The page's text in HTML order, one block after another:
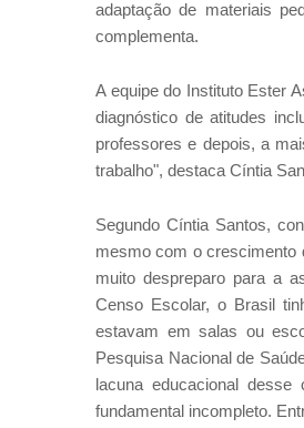
adaptação de materiais
complementa.
A equipe do Instituto Ester
diagnóstico de atitudes
professores e depois, a
trabalho", destaca Cíntia
Segundo Cíntia Santos,
mesmo com o crescimento
muito despreparo para a
Censo Escolar, o Brasil
estavam em salas ou
Pesquisa Nacional de
lacuna educacional
fundamental incompleto.